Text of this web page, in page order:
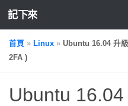
記下來
首頁 » Linux » Ubuntu 16.04 升
2FA )
Ubuntu 16.04